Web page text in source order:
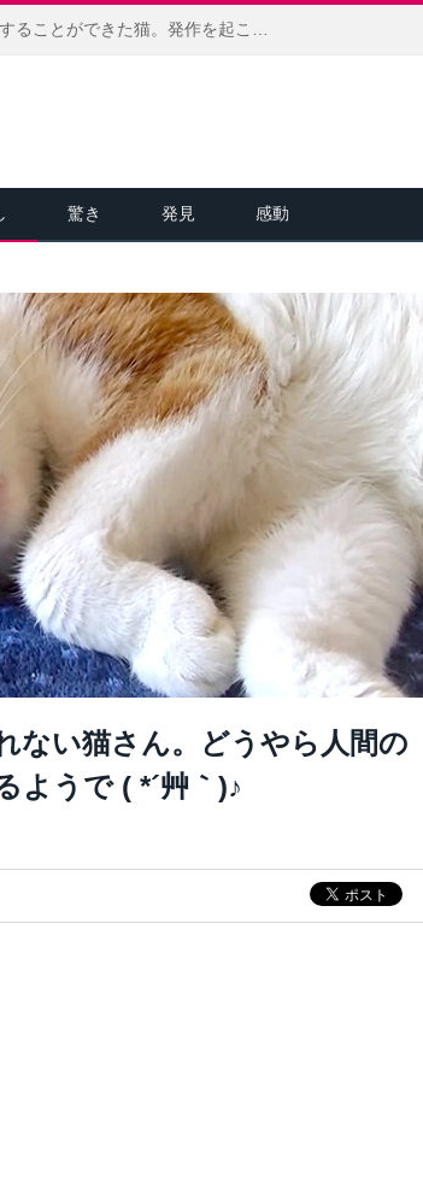
病気の犬に育てられて、大きく成長することができた猫。発作を起こす犬の命を優しい行動で何度も助ける
驚き 発見 感動
ない猫さん。どうやら人間の
ようで ( *´艸｀)♪